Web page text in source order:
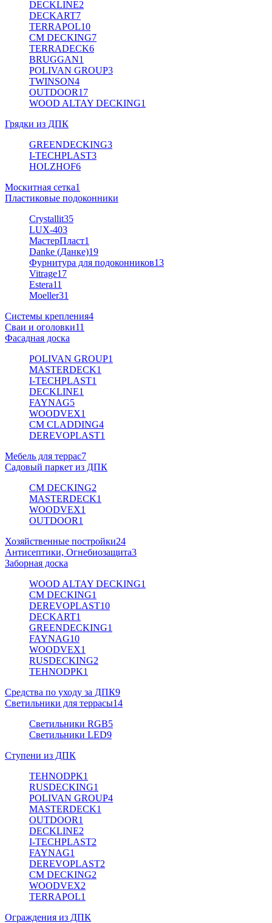
DECKLINE2
DECKART7
TERRAPOL10
CM DECKING7
TERRADECK6
BRUGGAN1
POLIVAN GROUP3
TWINSON4
OUTDOOR17
WOOD ALTAY DECKING1
Грядки из ДПК
GREENDECKING3
I-TECHPLAST3
HOLZHOF6
Москитная сетка1
Пластиковые подоконники
Crystallit35
LUX-403
МастерПласт1
Danke (Данке)19
Фурнитура для подоконников13
Vitrage17
Estera11
Moeller31
Системы крепления4
Сваи и оголовки11
Фасадная доска
POLIVAN GROUP1
MASTERDECK1
I-TECHPLAST1
DECKLINE1
FAYNAG5
WOODVEX1
CM CLADDING4
DEREVOPLAST1
Мебель для террас7
Садовый паркет из ДПК
CM DECKING2
MASTERDECK1
WOODVEX1
OUTDOOR1
Хозяйственные постройки24
Антисептики, Огнебиозащита3
Заборная доска
WOOD ALTAY DECKING1
CM DECKING1
DEREVOPLAST10
DECKART1
GREENDECKING1
FAYNAG10
WOODVEX1
RUSDECKING2
TEHNODPK1
Средства по уходу за ДПК9
Светильники для террасы14
Светильники RGB5
Светильники LED9
Ступени из ДПК
TEHNODPK1
RUSDECKING1
POLIVAN GROUP4
MASTERDECK1
OUTDOOR1
DECKLINE2
I-TECHPLAST2
FAYNAG1
DEREVOPLAST2
CM DECKING2
WOODVEX2
TERRAPOL1
Ограждения из ДПК